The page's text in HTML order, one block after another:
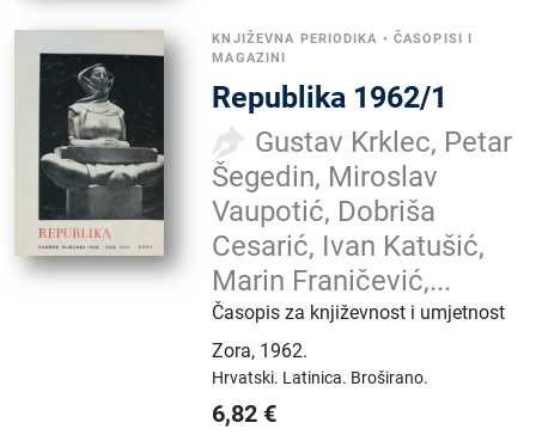
KNJIŽEVNA PERIODIKA • ČASOPISI I
MAGAZINI
Republika 1962/1
Gustav Krklec, Petar
Šegedin, Miroslav
Vaupotić, Dobriša
Cesarić, Ivan Katušić,
Marin Franičević,...
Časopis za književnost i umjetnost
Zora, 1962.
Hrvatski. Latinica. Broširano.
6,82 €